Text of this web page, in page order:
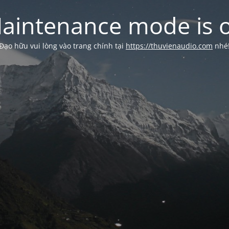
mode is
hữu vui lòng vào trang chính tại https://thuvienaudio.com